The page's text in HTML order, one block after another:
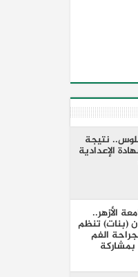
نتيجة
الإعدادية
الأزهر..
(بنات) تنظم
الفم
بمشاركة
والخبراء